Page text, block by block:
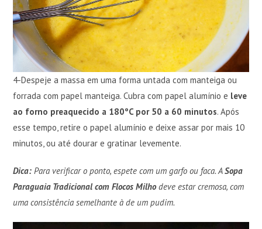
4-Despeje a massa em uma forma untada com manteiga ou
forrada com papel manteiga. Cubra com papel alumínio e leve
ao forno preaquecido a 180ºC por 50 a 60 minutos. Após
esse tempo, retire o papel alumínio e deixe assar por mais 10
minutos, ou até dourar e gratinar levemente.
Dica: Para verificar o ponto, espete com um garfo ou faca. ASopa
Paraguaia Tradicional com Flocos Milhodeve estar cremosa, com
uma consistência semelhante à de um pudim.